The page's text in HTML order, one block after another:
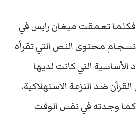
تعمقت ميغان رايس في
محتوى النص التي تقرأه
التي كانت لديها
ضد النزعة الاستهلاكية،
كما وجدته في نفس الوقت